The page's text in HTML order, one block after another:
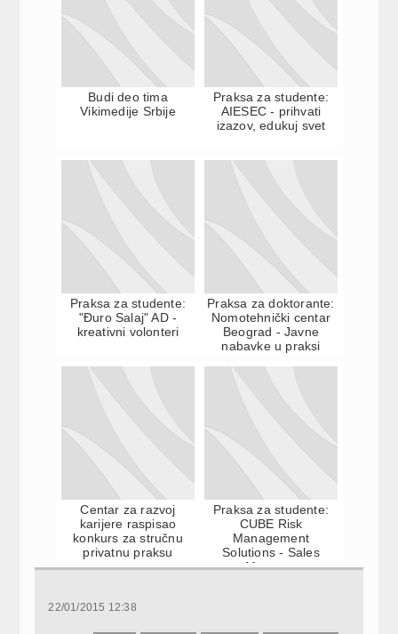
Budi deo tima
Vikimedije Srbije
Praksa za studente:
AIESEC - prihvati
izazov, edukuj svet
Praksa za studente:
"Đuro Salaj" AD -
kreativni volonteri
Praksa za doktorante:
Nomotehnički centar
Beograd - Javne
nabavke u praksi
Centar za razvoj
karijere raspisao
konkurs za stručnu
privatnu praksu
Praksa za studente:
CUBE Risk
Management
Solutions - Sales
Manager
22/01/2015 12:38